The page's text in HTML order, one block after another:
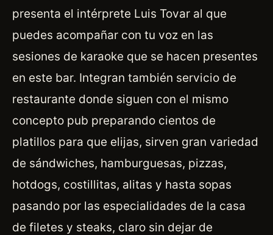
presenta el intérprete Luis Tovar al que
puedes acompañar con tu voz en las
sesiones de karaoke que se hacen presentes
en este bar. Integran también servicio de
restaurante donde siguen con el mismo
concepto pub preparando cientos de
platillos para que elijas, sirven gran variedad
de sándwiches, hamburguesas, pizzas,
hotdogs, costillitas, alitas y hasta sopas
pasando por las especialidades de la casa
de filetes y steaks, claro sin dejar de